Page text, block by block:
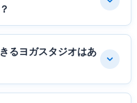
るヨガスタジオはあ